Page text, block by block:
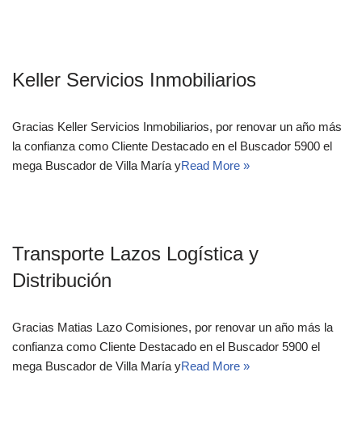
Keller Servicios Inmobiliarios
Gracias Keller Servicios Inmobiliarios, por renovar un año más
la confianza como Cliente Destacado en el Buscador 5900 el
mega Buscador de Villa María yRead More »
Transporte Lazos Logística y
Distribución
Gracias Matias Lazo Comisiones, por renovar un año más la
confianza como Cliente Destacado en el Buscador 5900 el
mega Buscador de Villa María yRead More »